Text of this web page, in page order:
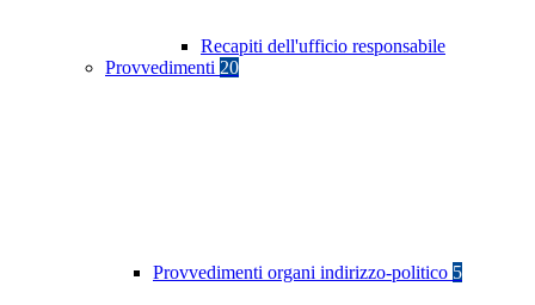
Recapiti dell'ufficio responsabile
Provvedimenti 20
Provvedimenti organi indirizzo-politico 5